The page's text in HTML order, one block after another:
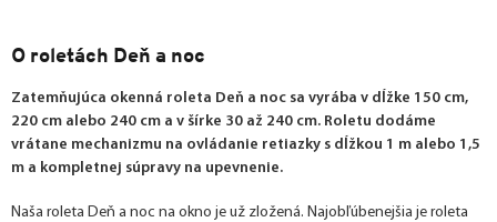
O roletách Deň a noc
Zatemňujúca okenná roleta Deň a noc sa vyrába v dĺžke 150 cm,
220 cm alebo 240 cm a v šírke 30 až 240 cm. Roletu dodáme
vrátane mechanizmu na ovládanie retiazky s dĺžkou 1 m alebo 1,5
m a kompletnej súpravy na upevnenie.
Naša roleta Deň a noc na okno je už zložená. Najobľúbenejšia je roleta